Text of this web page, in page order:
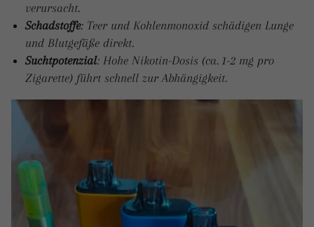
verursacht.
Schadstoffe: Teer und Kohlenmonoxid schädigen Lunge
und Blutgefäße direkt.
Suchtpotenzial: Hohe Nikotin-Dosis (ca. 1-2 mg pro
Zigarette) führt schnell zur Abhängigkeit.